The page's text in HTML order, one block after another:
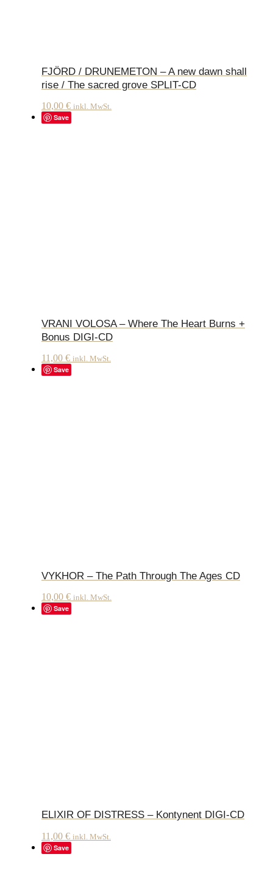
FJÖRD / DRUNEMETON – A new dawn shall
rise / The sacred grove SPLIT-CD
10,00 € inkl. MwSt.
Save
VRANI VOLOSA – Where The Heart Burns +
Bonus DIGI-CD
11,00 € inkl. MwSt.
Save
VYKHOR – The Path Through The Ages CD
10,00 € inkl. MwSt.
Save
ELIXIR OF DISTRESS – Kontynent DIGI-CD
11,00 € inkl. MwSt.
Save